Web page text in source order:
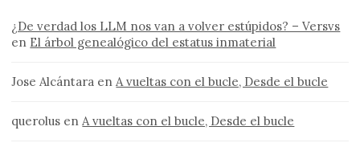
¿De verdad los LLM nos van a volver estúpidos? – Versvs
en El árbol genealógico del estatus inmaterial
Jose Alcántara enA vueltas con el bucle, Desde el bucle
querolus enA vueltas con el bucle, Desde el bucle